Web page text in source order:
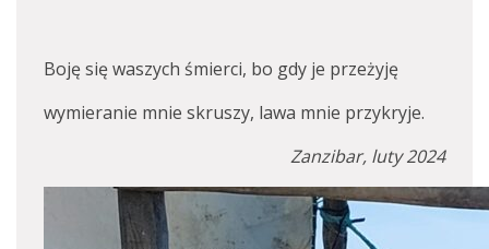
Boję się waszych śmierci, bo gdy je przeżyję
wymieranie mnie skruszy, lawa mnie przykryje.
Zanzibar, luty 2024